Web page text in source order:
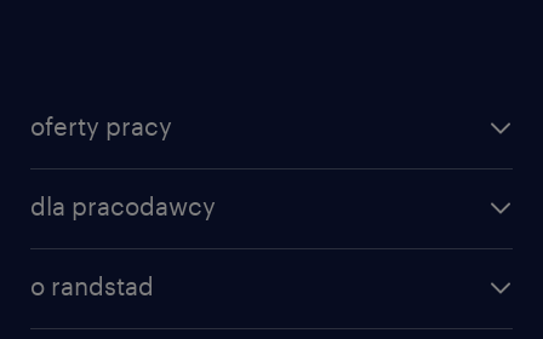
oferty pracy
specjalizacje
dla pracodawcy
o randstad